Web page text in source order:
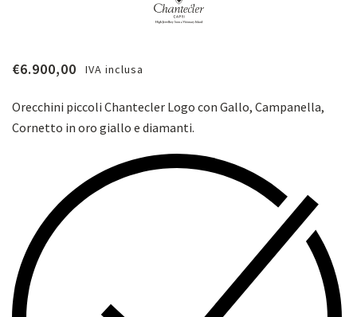
€6.900,00 IVA inclusa
Orecchini piccoli Chantecler Logo con Gallo, Campanella,
Cornetto in oro giallo e diamanti.